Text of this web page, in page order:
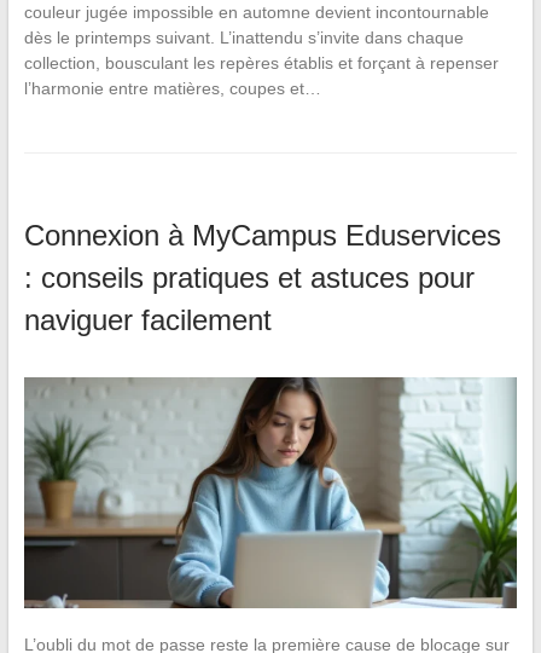
couleur jugée impossible en automne devient incontournable
dès le printemps suivant. L’inattendu s’invite dans chaque
collection, bousculant les repères établis et forçant à repenser
l’harmonie entre matières, coupes et…
Connexion à MyCampus Eduservices
: conseils pratiques et astuces pour
naviguer facilement
L’oubli du mot de passe reste la première cause de blocage sur